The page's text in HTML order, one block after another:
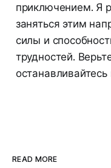
приключением. Я
заняться этим
силы и
трудностей.
READ MORE